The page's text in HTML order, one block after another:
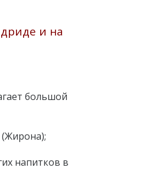
и на
большой
напитков в